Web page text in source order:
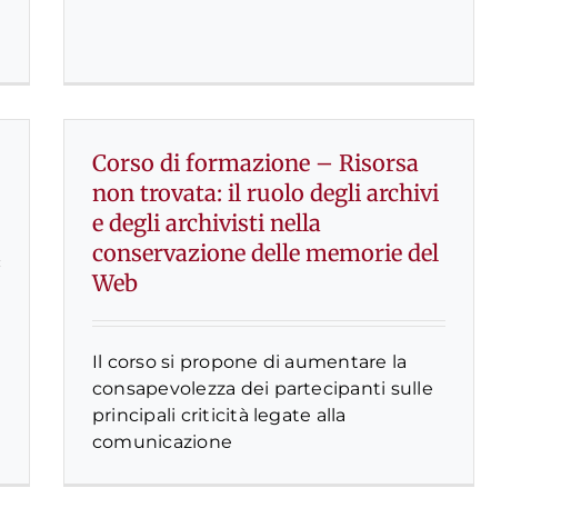
Corso di formazione – Risorsa
non trovata: il ruolo degli archivi
e degli archivisti nella
conservazione delle memorie del
Web
Il corso si propone di aumentare la
consapevolezza dei partecipanti sulle
principali criticità legate alla
comunicazione